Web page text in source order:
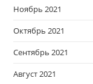
Ноябрь 2021
Октябрь 2021
Сентябрь 2021
Август 2021